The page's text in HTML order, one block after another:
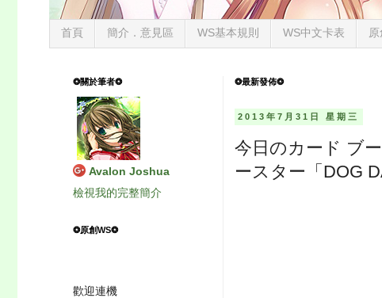
首頁 簡介．意見區 WS基本規則 WS中文卡表
❂最新發佈❂
2013年7月31日 星期三
今日のカード ブ
ースター「DOG
❂關於筆者❂
Avalon Joshua
檢視我的完整簡介
❂原創WS❂
歡迎連機